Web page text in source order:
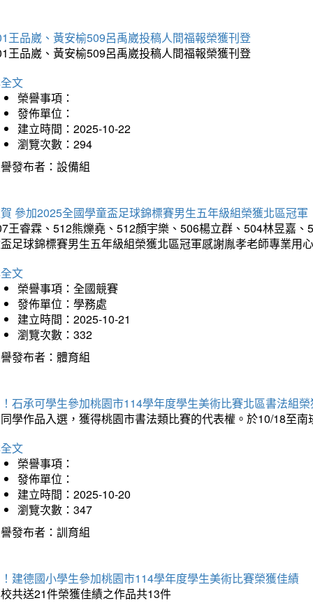
王品崴、黃安榆509呂禹崴投稿人間福報榮獲刊登
王品崴、黃安榆509呂禹崴投稿人間福報榮獲刊登
文
榮譽事項：
發佈單位：
建立時間：2025-10-22
瀏覽次數：294
發布者：設備組
參加2025全國學童盃足球錦標賽男生五年級組榮獲北區冠軍
王睿霖、512熊爍堯、512顏宇樂、506楊立群、504林昱嘉
足球錦標賽男生五年級組榮獲北區冠軍感謝胤孝老師專業用
文
榮譽事項：全國競賽
發佈單位：學務處
建立時間：2025-10-21
瀏覽次數：332
發布者：體育組
石承可學生參加桃園市114學年度學生美術比賽北區書法組
學作品入選，獲得桃園市書法類比賽的代表權。於10/18至
文
榮譽事項：
發佈單位：
建立時間：2025-10-20
瀏覽次數：347
發布者：訓育組
建德國小學生參加桃園市114學年度學生美術比賽榮獲佳績
共送21件榮獲佳績之作品共13件